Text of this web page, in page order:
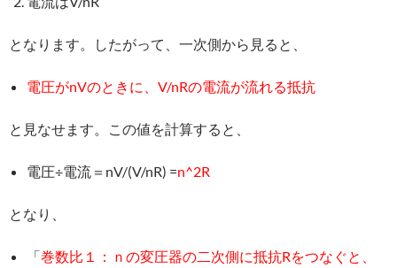
となります。したがって、一次側から見ると、
電圧がnVのときに、V/nRの電流が流れる抵抗
と見なせます。この値を計算すると、
電圧÷電流＝nV/(V/nR) =n^2R
となり、
「巻数比１：ｎの変圧器の二次側に抵抗Rをつなぐと、